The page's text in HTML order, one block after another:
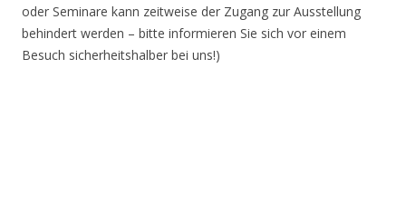
oder Seminare kann zeitweise der Zugang zur Ausstellung
behindert werden – bitte informieren Sie sich vor einem
Besuch sicherheitshalber bei uns!)